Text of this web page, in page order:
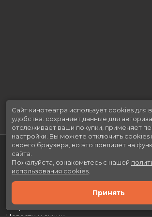
Скоро в кино
Сайт кинотеатра использует cookies для
удобства: сохраняет данные для
отслеживает ваши покупки, применяет
настройки. Вы можете отключить cookies
своего браузера, но это повлияет на
сайта.
Пожалуйста, ознакомьтесь с нашей
использования cookies
Принять